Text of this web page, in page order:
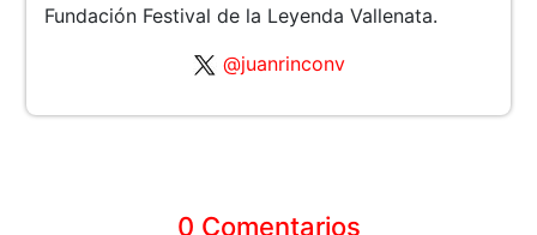
Fundación Festival de la Leyenda Vallenata.
@juanrinconv
0 Comentarios